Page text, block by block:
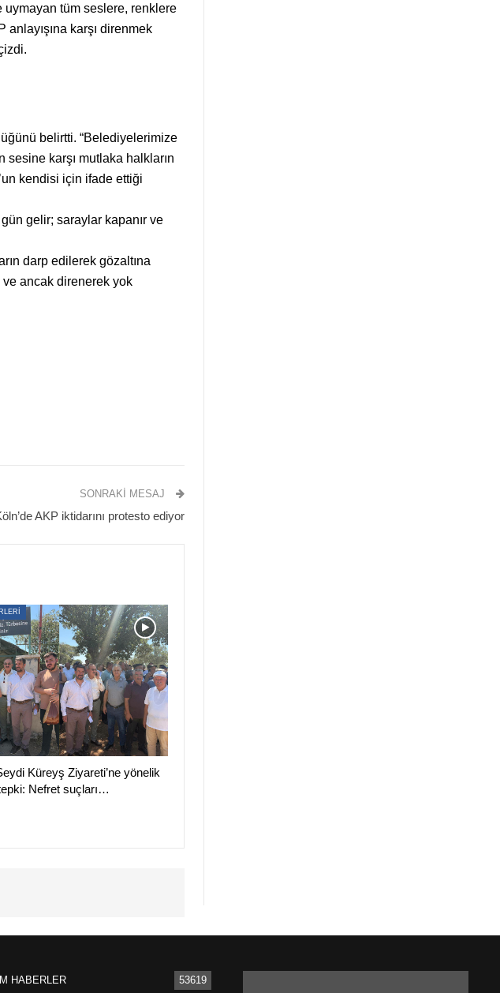
uymayan tüm seslere, renklere
karşı direnmek
belirtti. “Belediyelerimize
sesine karşı mutlaka halkların
kendisi için ifade ettiği
gelir; saraylar kapanır ve
darp edilerek gözaltına
ve ancak direnerek yok
SONRAKI MESAJ
AKP iktidarını protesto ediyor
Küreyş Ziyareti’ne yönelik
Nefret suçları…
HABERLER 53619